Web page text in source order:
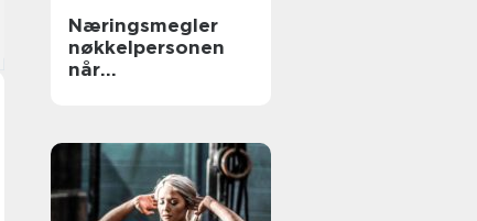
Næringsmegler
nøkkelpersonen
når